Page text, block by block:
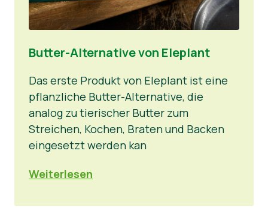
Butter-Alternative von Eleplant
Das erste Produkt von Eleplant ist eine
pflanzliche Butter-Alternative, die
analog zu tierischer Butter zum
Streichen, Kochen, Braten und Backen
eingesetzt werden kan
Weiterlesen